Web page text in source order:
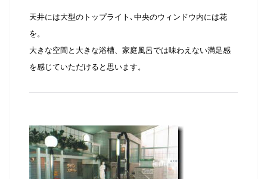
天井には大型のトップライト､中央のウィンドウ内には花
を。
大きな空間と大きな浴槽、家庭風呂では味わえない満足感
を感じていただけると思います。